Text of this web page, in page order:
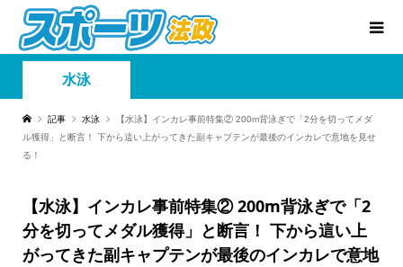
水泳
記事 水泳
【水泳】インカレ事前特集② 200m背泳ぎで「2分を切ってメダ
ル獲得」と断言！ 下から這い上がってきた副キャプテンが最後のインカレで意地を見せ
る！
【水泳】インカレ事前特集② 200m背泳ぎで「2
分を切ってメダル獲得」と断言！ 下から這い上
がってきた副キャプテンが最後のインカレで意地